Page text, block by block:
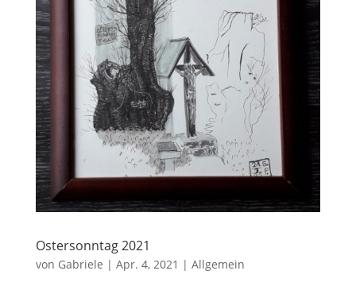
Ostersonntag 2021
von Gabriele | Apr. 4, 2021 | Allgemein